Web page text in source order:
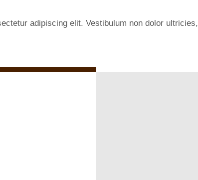
adipiscing elit. Vestibulum non dolor ultricies,